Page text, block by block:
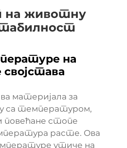
животну
на
материјала за
са температуром,
повећане стопе
расте. Ова
утиче на